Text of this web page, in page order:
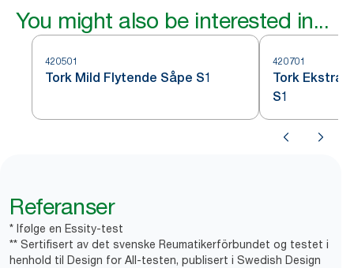
You might also be interested in...
420501
Tork Mild Flytende Såpe S1
420701
Tork Ekstra
S1
Referanser
* Ifølge en Essity-test
** Sertifisert av det svenske Reumatikerförbundet og testet i
henhold til Design for All-testen, publisert i Swedish Design